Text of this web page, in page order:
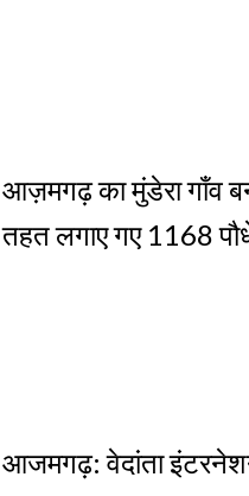
आज़मगढ़ का मुंडेरा गाँव
तहत लगाए गए 1168
आजमगढ़: वेदांता